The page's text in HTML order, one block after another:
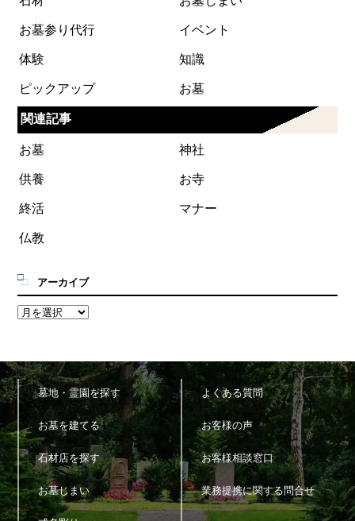
お墓参り代行 イベント
体験 知識
ピックアップ お墓
関連記事
お墓 神社
供養 お寺
終活 マナー
仏教
アーカイブ
墓地・霊園を探す
お墓を建てる
石材店を探す
お墓じまい
よくある質問
お客様の声
お客様相談窓口
業務提携に関する問合せ